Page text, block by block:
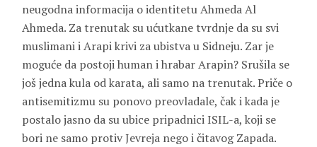
neugodna informacija o identitetu Ahmeda Al
Ahmeda. Za trenutak su ućutkane tvrdnje da su svi
muslimani i Arapi krivi za ubistva u Sidneju. Zar je
moguće da postoji human i hrabar Arapin? Srušila se
još jedna kula od karata, ali samo na trenutak. Priče o
antisemitizmu su ponovo preovladale, čak i kada je
postalo jasno da su ubice pripadnici ISIL-a, koji se
bori ne samo protiv Jevreja nego i čitavog Zapada.